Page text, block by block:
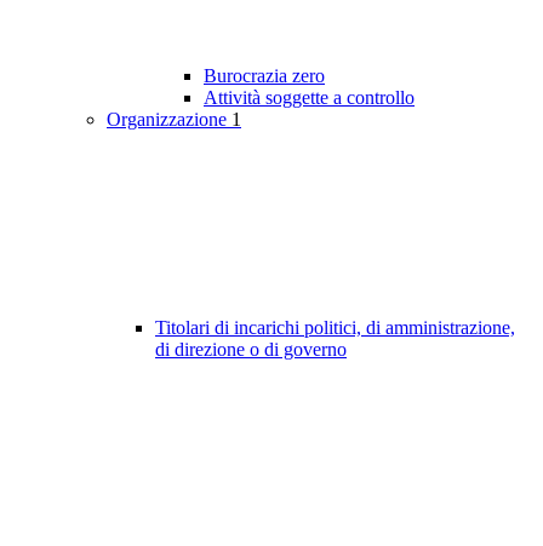
Burocrazia zero
Attività soggette a controllo
Organizzazione 1
Titolari di incarichi politici, di amministrazione,
di direzione o di governo